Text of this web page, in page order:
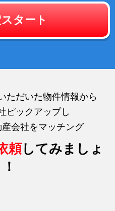
タート
ただいた物件情報から
ピックアップし
会社をマッチング
頼してみましょ